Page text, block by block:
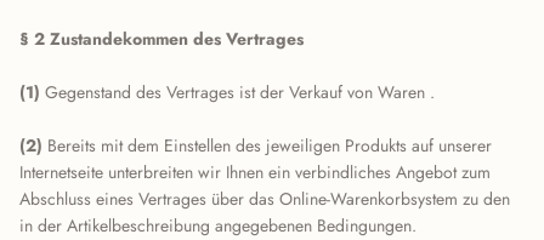
§ 2 Zustandekommen des Vertrages
(1) Gegenstand des Vertrages ist der Verkauf von Waren .
(2) Bereits mit dem Einstellen des jeweiligen Produkts auf unserer
Internetseite unterbreiten wir Ihnen ein verbindliches Angebot zum
Abschluss eines Vertrages über das Online-Warenkorbsystem zu den
in der Artikelbeschreibung angegebenen Bedingungen.